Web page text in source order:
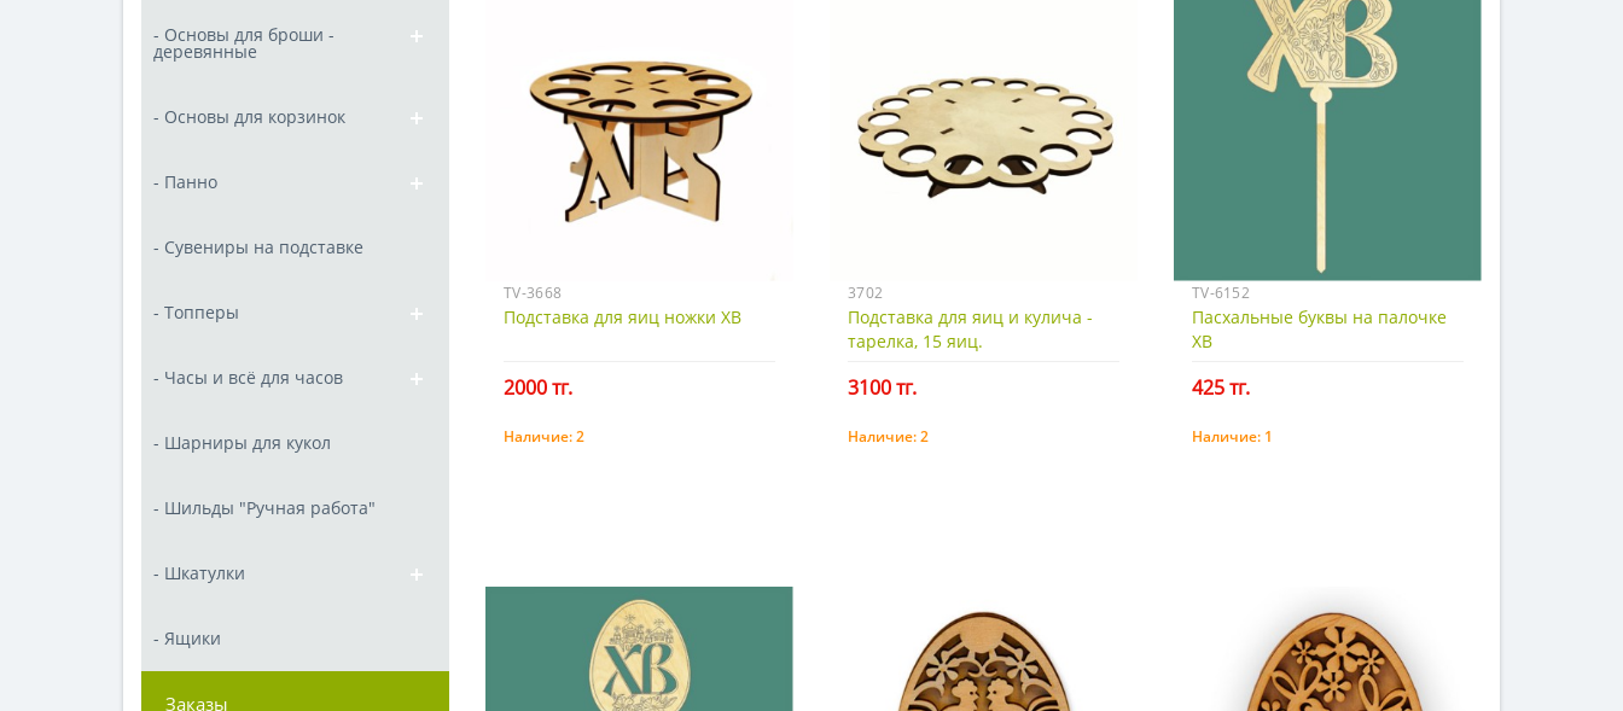
- Основы для броши -
деревянные
- Основы для корзинок
- Панно
- Сувениры на подставке
- Топперы
- Часы и всё для часов
- Шарниры для кукол
- Шильды "Ручная работа"
- Шкатулки
- Ящики
Заказы
TV-3668
Подставка для яиц ножки ХВ
2000 тг.
Купить
Наличие:2
3702
Подставка для яиц и кулича -
тарелка, 15 яиц.
3100 тг.
Купить
Наличие:2
TV-6152
Пасхальные буквы на палочке
ХВ
425 тг.
Купить
Наличие: 1